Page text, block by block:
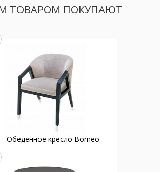
ТОВАРОМ ПОКУПАЮТ
Обеденное кресло Borneo